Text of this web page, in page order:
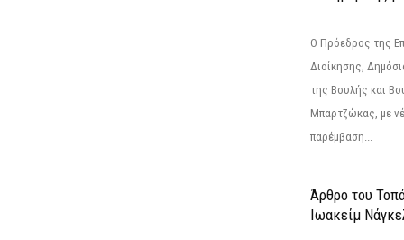
Ο Πρόεδρος της
Διοίκησης,
της Βουλής και
Μπαρτζώκας, με
παρέμβαση...
Άρθρο του
Ιωακείμ